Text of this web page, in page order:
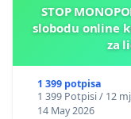
STOP
slobodu online
za
1 399 potpisa
1 399 Potpisi / 12
14 May 2026